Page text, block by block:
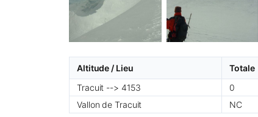
Altitude / Lieu Totale
Tracuit --> 4153
0
Vallon de Tracuit
NC